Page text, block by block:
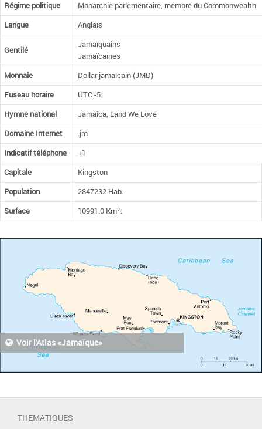
Régime politique
Monarchie parlementaire, membre du Commonwealth
Langue
Anglais
Gentilé
Jamaïquains
Jamaïcaines
Monnaie
Dollar jamaïcain (JMD)
Fuseau horaire
UTC -5
Hymne national
Jamaica, Land We Love
Domaine Internet
.jm
Indicatif téléphone
+1
Capitale
Kingston
Population
2847232 Hab.
Surface
10991.0 Km².
Voir l'Atlas «Jamaïque»
THEMATIQUES